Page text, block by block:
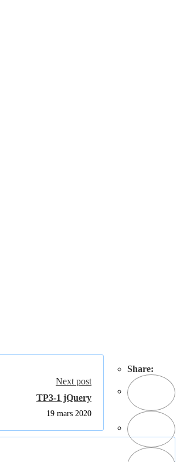
Share:
Next post
TP3-1 jQuery
19 mars 2020